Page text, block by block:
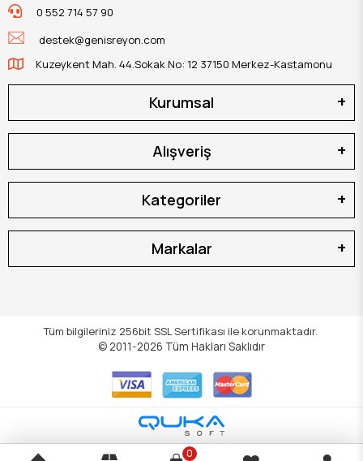
0 552 714 57 90
destek@genisreyon.com
Kuzeykent Mah. 44.Sokak No: 12 37150 Merkez-Kastamonu
Kurumsal
Alışveriş
Kategoriler
Markalar
Tüm bilgileriniz 256bit SSL Sertifikası ile korunmaktadır.
© 2011-2026 Tüm Hakları Saklıdır
0